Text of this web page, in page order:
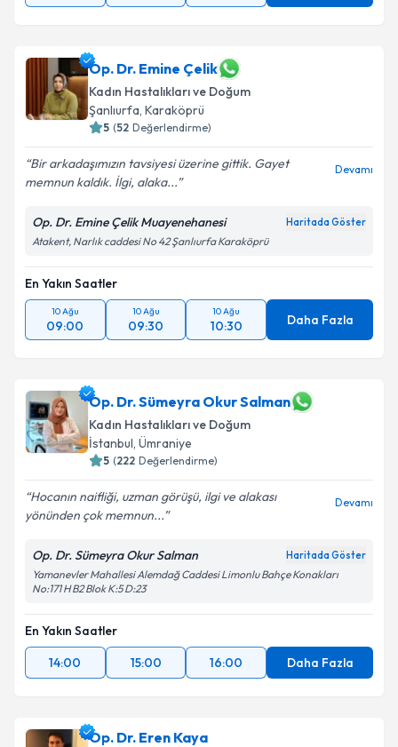
Op. Dr. Emine Çelik
Kadın Hastalıkları ve Doğum
Şanlıurfa, Karaköprü
5 (52 Değerlendirme)
Bir arkadaşımızın tavsiyesi üzerine gittik. Gayet
memnun kaldık. İlgi, alaka...
Devamı
Op. Dr. Emine Çelik Muayenehanesi Haritada Göster
Atakent, Narlık caddesi No 42 Şanlıurfa Karaköprü
En Yakın Saatler
10 Ağu
09:00
10 Ağu
09:30
10 Ağu
10:30 Daha Fazla
Op. Dr. Sümeyra Okur Salman
Kadın Hastalıkları ve Doğum
İstanbul, Ümraniye
5 (222 Değerlendirme)
Hocanın naifliği, uzman görüşü, ilgi ve alakası
yönünden çok memnun...
Devamı
Op. Dr. Sümeyra Okur Salman Haritada Göster
Yamanevler Mahallesi Alemdağ Caddesi Limonlu Bahçe Konakları
No:171 H B2 Blok K:5 D:23
En Yakın Saatler
14:00
15:00 16:00 Daha Fazla
Op. Dr. Eren Kaya